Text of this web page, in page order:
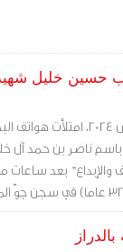
حسين خليل
مرآة البحرين (خاص): مساء يوم 24
ناصر بن حمد آل
والإبداع" بعد